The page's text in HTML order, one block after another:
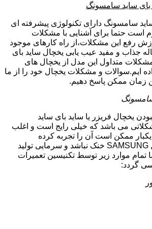
بای ساید سامسونگ
سامسونگ دارای تکنولوژی پیشرفته ای
است حتما برای آشنایی با مشکلات
رفع این مشکلات،از راه کارهای موجود
جذاب و مفید عیب یابی یخچال ساید بای
متداول این مدل از یخچال های
ایم.سوالات و مشکلات یخچال خود را از ما
زمان ممکن پاسخ دهیم.
یخچال فریزر یا ساید بای ساید
می باشد که خیلی رایج است و اغلب
ممکن است آن را تجربه کرده
باشند.زمانی که یخچال SAMSUNG خنک نباشد و سرمایی تولید
تمام موارد زیر توسط تکنیسین تعمیرات
گردد: